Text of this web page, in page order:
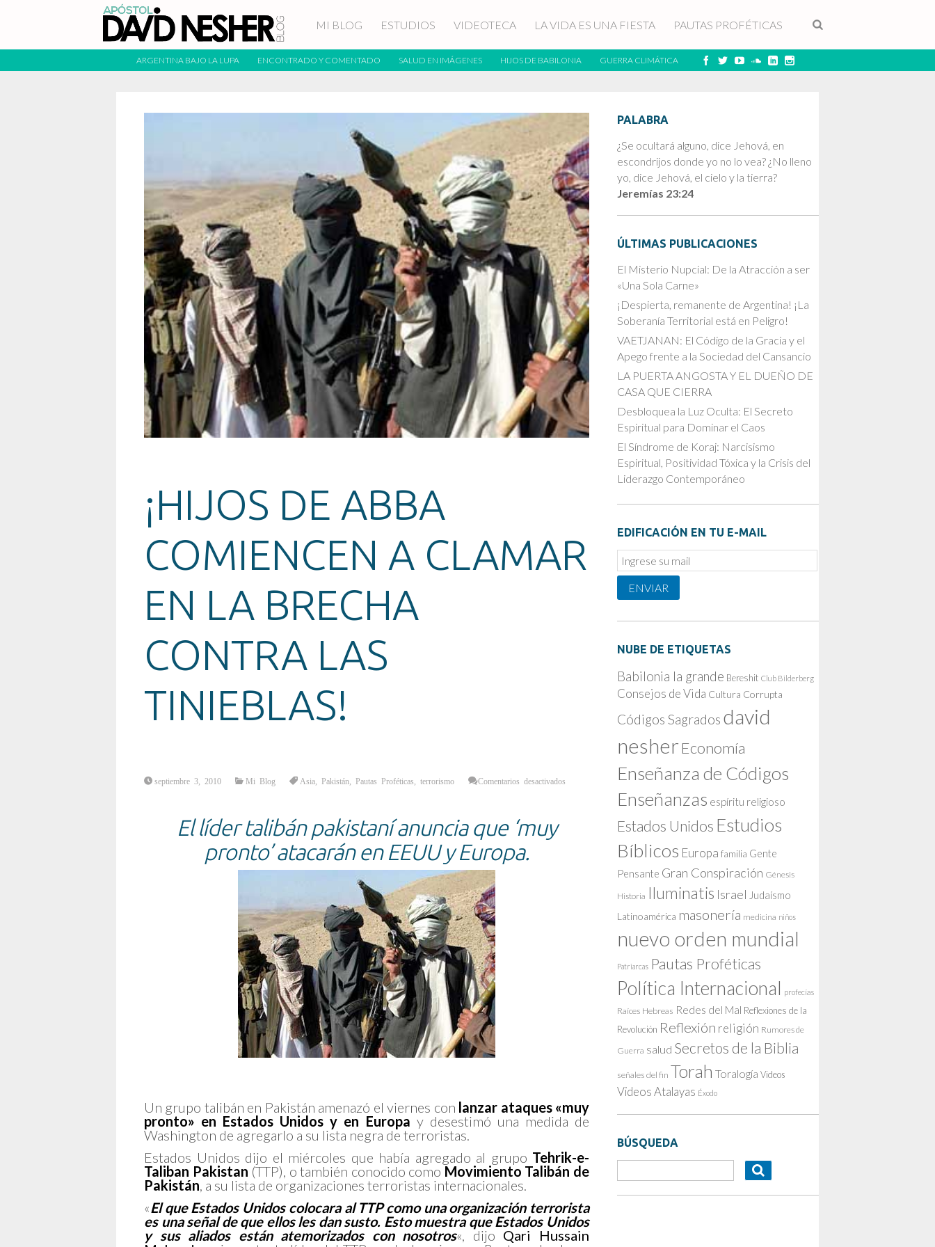
MI BLOG ESTUDIOS VIDEOTECA LA VIDA ES UNA FIESTA PAUTAS PROFÉTICAS
ARGENTINA BAJO LA LUPA ENCONTRADO Y COMENTADO SALUD EN IMÁGENES HIJOS DE BABILONIA GUERRA CLIMÁTICA
¡HIJOS DE ABBA
COMIENCEN A CLAMAR
EN LA BRECHA
CONTRA LAS
TINIEBLAS!
septiembre 3, 2010 Mi Blog Asia Pakistán Pautas Proféticas terrorismo Comentarios desactivados
El líder talibán pakistaní anuncia que ‘muy
pronto’ atacarán en EEUU y Europa.
Un grupo talibán en Pakistán amenazó el viernes con lanzar ataques «muy
pronto» en Estados Unidos y en Europa y desestimó una medida de
Washington de agregarlo a su lista negra de terroristas.
Estados Unidos dijo el miércoles que había agregado al grupo Tehrik-e-
Taliban Pakistan (TTP), o también conocido como Movimiento Talibán de
Pakistán, a su lista de organizaciones terroristas internacionales.
«El que Estados Unidos colocara al TTP como una organización terrorista
es una señal de que ellos les dan susto. Esto muestra que Estados Unidos
y sus aliados están atemorizados con nosotros«, dijo Qari Hussain
PALABRA
¿Se ocultará alguno, dice Jehová, en
escondrijos donde yo no lo vea? ¿No lleno
yo, dice Jehová, el cielo y la tierra?
Jeremías 23:24
ÚLTIMAS PUBLICACIONES
El Misterio Nupcial: De la Atracción a ser
«Una Sola Carne»
¡Despierta, remanente de Argentina! ¡La
Soberanía Territorial está en Peligro!
VAETJANAN: El Código de la Gracia y el
Apego frente a la Sociedad del Cansancio
LA PUERTA ANGOSTA Y EL DUEÑO DE
CASA QUE CIERRA
Desbloquea la Luz Oculta: El Secreto
Espiritual para Dominar el Caos
El Síndrome de Koraj: Narcisismo
Espiritual, Positividad Tóxica y la Crisis del
Liderazgo Contemporáneo
EDIFICACIÓN EN TU E-MAIL
Email
Subscription
ENVIAR
NUBE DE ETIQUETAS
Babilonia la grande Bereshit Club Bilderberg
Consejos de Vida Cultura Corrupta
Códigos Sagrados david
nesher Economía
Enseñanza de Códigos
Enseñanzas espíritu religioso
Estados Unidos Estudios
Bíblicos Europa familia Gente
Pensante Gran Conspiración Génesis
Historia Iluminatis Israel Judaísmo
Latinoamérica masonería medicina niños
nuevo orden mundial
Patriarcas Pautas Proféticas
Política Internacional profecías
Raíces Hebreas Redes del Mal Reflexiones de la
Revolución Reflexión religión Rumores de
Guerra salud Secretos de la Biblia
señales del fin Torah Toralogía Videos
Videos Atalayas Éxodo
BÚSQUEDA